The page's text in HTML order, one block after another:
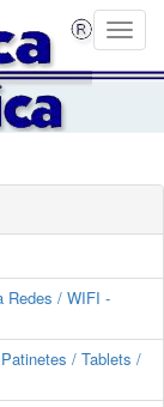
Redes / WIFI -
/ Tablets /